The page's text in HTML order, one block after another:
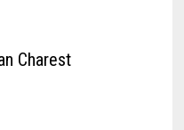
Charest